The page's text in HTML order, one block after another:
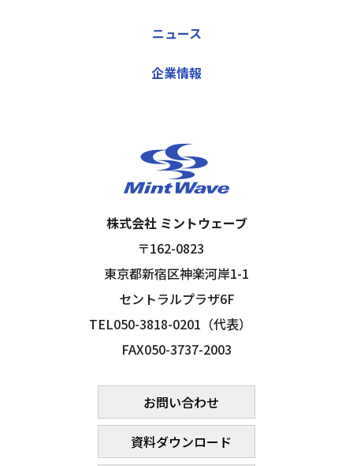
ニュース
企業情報
株式会社 ミントウェーブ
〒162-0823
東京都新宿区神楽河岸1-1
セントラルプラザ6F
TEL050-3818-0201（代表）
FAX050-3737-2003
お問い合わせ
資料ダウンロード